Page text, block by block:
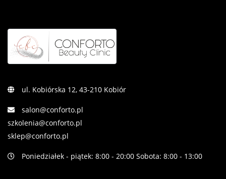
ul. Kobiórska 12, 43-210 Kobiór
salon@conforto.pl
szkolenia@conforto.pl
sklep@conforto.pl
Poniedziałek - piątek: 8:00 - 20:00 Sobota: 8:00 - 13:00